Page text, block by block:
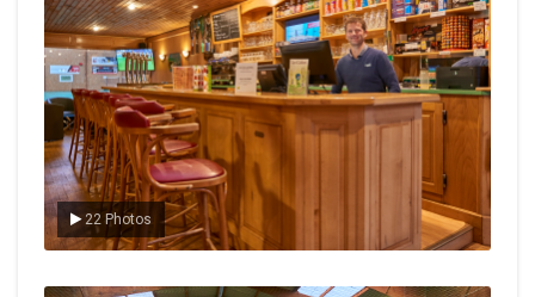
22 Photos